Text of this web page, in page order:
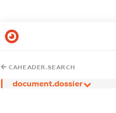
CAHEADER.SEARCH
document.dossier